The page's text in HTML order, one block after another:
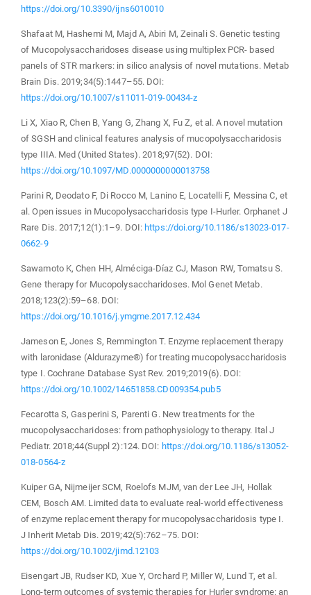
https://doi.org/10.3390/ijns6010010
Shafaat M, Hashemi M, Majd A, Abiri M, Zeinali S. Genetic testing
of Mucopolysaccharidoses disease using multiplex PCR- based
panels of STR markers: in silico analysis of novel mutations. Metab
Brain Dis. 2019;34(5):1447–55. DOI:
https://doi.org/10.1007/s11011-019-00434-z
Li X, Xiao R, Chen B, Yang G, Zhang X, Fu Z, et al. A novel mutation
of SGSH and clinical features analysis of mucopolysaccharidosis
type IIIA. Med (United States). 2018;97(52). DOI:
https://doi.org/10.1097/MD.0000000000013758
Parini R, Deodato F, Di Rocco M, Lanino E, Locatelli F, Messina C, et
al. Open issues in Mucopolysaccharidosis type I-Hurler. Orphanet J
Rare Dis. 2017;12(1):1–9. DOI:https://doi.org/10.1186/s13023-017-
0662-9
Sawamoto K, Chen HH, Alméciga-Díaz CJ, Mason RW, Tomatsu S.
Gene therapy for Mucopolysaccharidoses. Mol Genet Metab.
2018;123(2):59–68. DOI:
https://doi.org/10.1016/j.ymgme.2017.12.434
Jameson E, Jones S, Remmington T. Enzyme replacement therapy
with laronidase (Aldurazyme®) for treating mucopolysaccharidosis
type I. Cochrane Database Syst Rev. 2019;2019(6). DOI:
https://doi.org/10.1002/14651858.CD009354.pub5
Fecarotta S, Gasperini S, Parenti G. New treatments for the
mucopolysaccharidoses: from pathophysiology to therapy. Ital J
Pediatr. 2018;44(Suppl 2):124. DOI: https://doi.org/10.1186/s13052-
018-0564-z
Kuiper GA, Nijmeijer SCM, Roelofs MJM, van der Lee JH, Hollak
CEM, Bosch AM. Limited data to evaluate real-world effectiveness
of enzyme replacement therapy for mucopolysaccharidosis type I.
J Inherit Metab Dis. 2019;42(5):762–75. DOI:
https://doi.org/10.1002/jimd.12103
Eisengart JB, Rudser KD, Xue Y, Orchard P, Miller W, Lund T, et al.
Long-term outcomes of systemic therapies for Hurler syndrome: an